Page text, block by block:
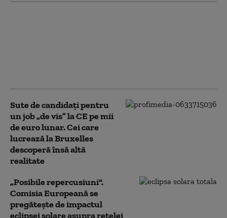
Sute de candidați pentru
un job „de vis” la CE pe mii
de euro lunar. Cei care
lucrează la Bruxelles
descoperă însă altă
realitate
„Posibile repercusiuni".
Comisia Europeană se
pregătește de impactul
eclipsei solare asupra rețelei